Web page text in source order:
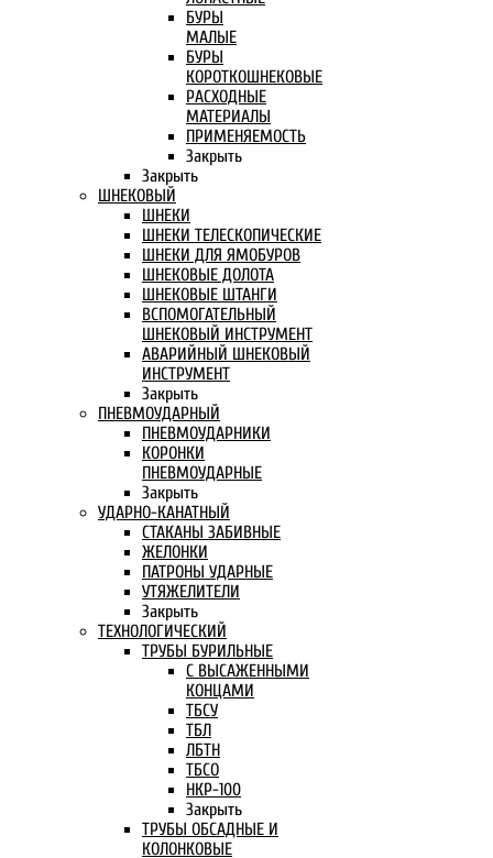
БУРЫ
МАЛЫЕ
БУРЫ
КОРОТКОШНЕКОВЫЕ
РАСХОДНЫЕ
МАТЕРИАЛЫ
ПРИМЕНЯЕМОСТЬ
Закрыть
Закрыть
ШНЕКОВЫЙ
ШНЕКИ
ШНЕКИ ТЕЛЕСКОПИЧЕСКИЕ
ШНЕКИ ДЛЯ ЯМОБУРОВ
ШНЕКОВЫЕ ДОЛОТА
ШНЕКОВЫЕ ШТАНГИ
ВСПОМОГАТЕЛЬНЫЙ
ШНЕКОВЫЙ ИНСТРУМЕНТ
АВАРИЙНЫЙ ШНЕКОВЫЙ
ИНСТРУМЕНТ
Закрыть
ПНЕВМОУДАРНЫЙ
ПНЕВМОУДАРНИКИ
КОРОНКИ
ПНЕВМОУДАРНЫЕ
Закрыть
УДАРНО-КАНАТНЫЙ
СТАКАНЫ ЗАБИВНЫЕ
ЖЕЛОНКИ
ПАТРОНЫ УДАРНЫЕ
УТЯЖЕЛИТЕЛИ
Закрыть
ТЕХНОЛОГИЧЕСКИЙ
ТРУБЫ БУРИЛЬНЫЕ
С ВЫСАЖЕННЫМИ
КОНЦАМИ
ТБСУ
ТБЛ
ЛБТН
ТБСО
НКР-100
Закрыть
ТРУБЫ ОБСАДНЫЕ И
КОЛОНКОВЫЕ